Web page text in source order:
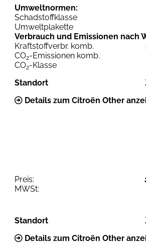
Umweltnormen:
Schadstoffklasse
Umweltplakette
Verbrauch und Emissionen nach
Kraftstoffverbr. komb.
CO2-Emissionen komb.
CO2-Klasse
Standort
Details zum Citroën Other
Preis:
MWSt:
Standort
Details zum Citroën Other